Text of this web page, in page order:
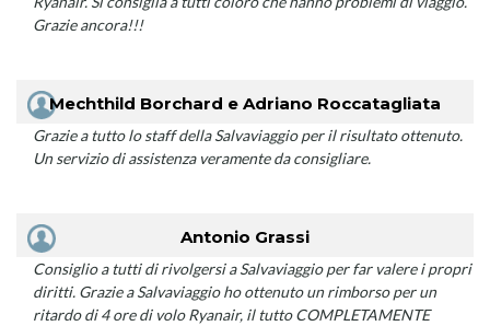
Grazie ancora!!!
Mechthild Borchard e Adriano Roccatagliata
Grazie a tutto lo staff della Salvaviaggio per il risultato ottenuto.
Un servizio di assistenza veramente da consigliare.
Antonio Grassi
Consiglio a tutti di rivolgersi a Salvaviaggio per far valere i propri
diritti. Grazie a Salvaviaggio ho ottenuto un rimborso per un
ritardo di 4 ore di volo Ryanair, il tutto COMPLETAMENTE